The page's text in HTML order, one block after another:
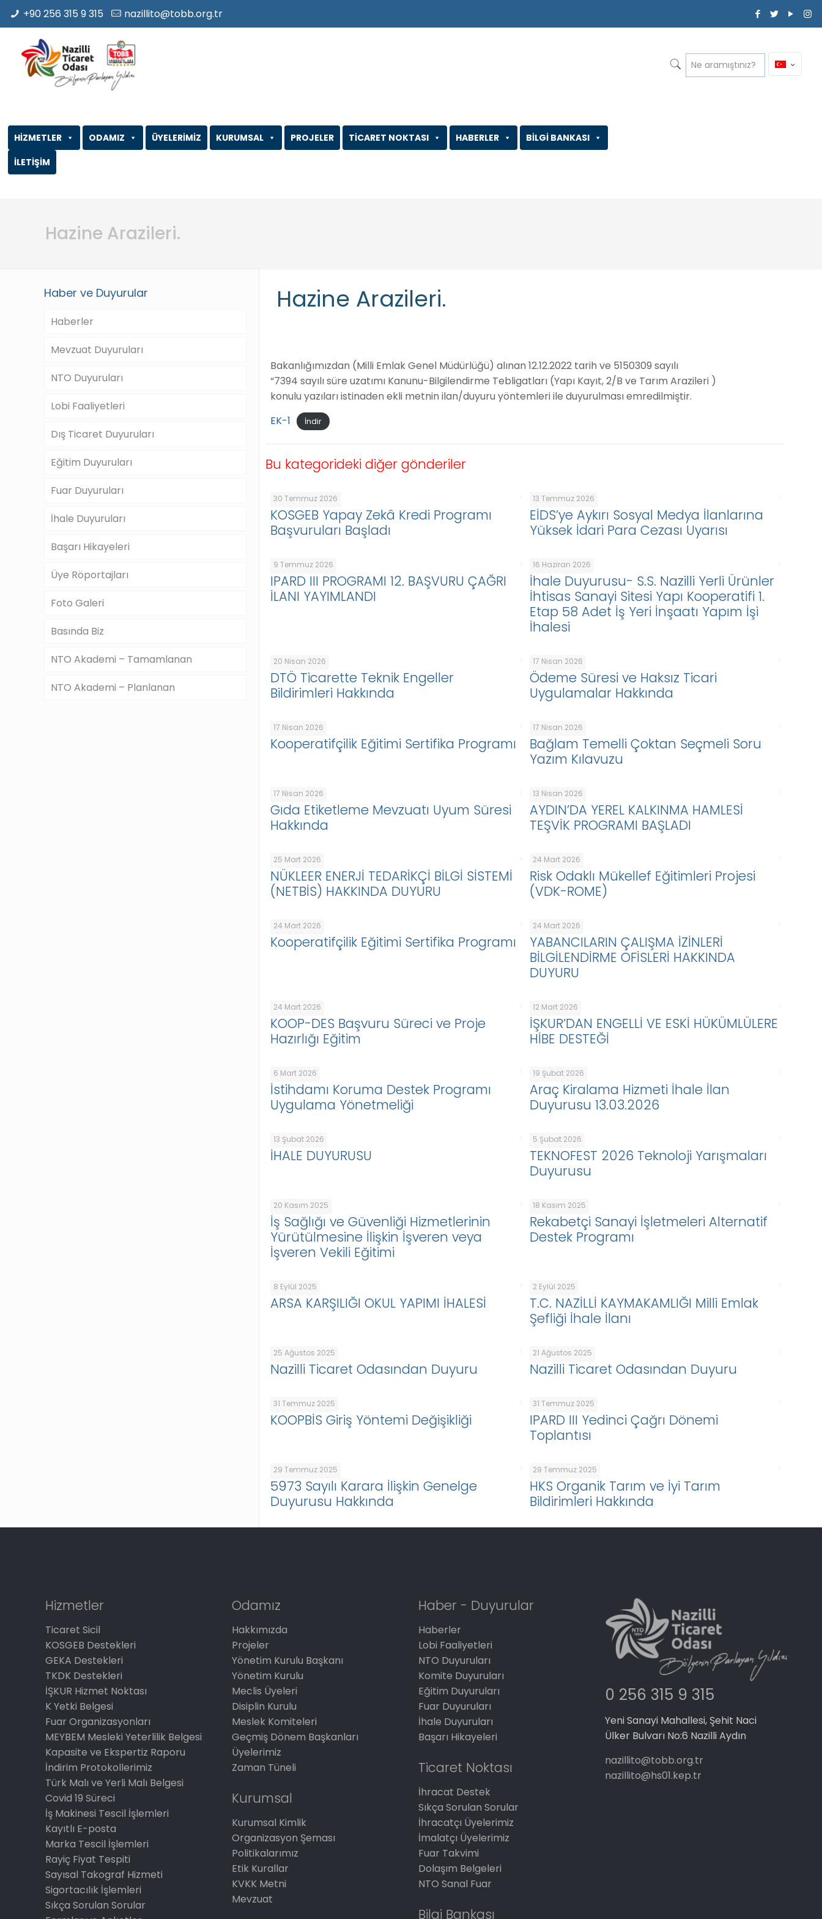
+90 256 315 9 315 nazillito@tobb.org.tr
ODAMIZ
HİZMETLER ÜYELERİMİZ KURUMSAL PROJELER TİCARET NOKTASI HABERLER
BİLGİ BANKASI
İLETİŞİM
Hazine Arazileri.
Hazine Arazileri.
Bakanlığımızdan (Milli Emlak Genel Müdürlüğü) alınan 12.12.2022 tarih ve 5150309 sayılı
“7394 sayılı süre uzatımı Kanunu-Bilgilendirme Tebligatları (Yapı Kayıt, 2/B ve Tarım Arazileri )
konulu yazıları istinaden ekli metnin ilan/duyuru yöntemleri ile duyurulması emredilmiştir.
EK-1
İndir
Bu kategorideki diğer gönderiler
30 Temmuz 2026
KOSGEB Yapay Zekâ Kredi Programı
Başvuruları Başladı
13 Temmuz 2026
EİDS’ye Aykırı Sosyal Medya İlanlarına
Yüksek İdari Para Cezası Uyarısı
9 Temmuz 2026
IPARD III PROGRAMI 12. BAŞVURU ÇAĞRI
İLANI YAYIMLANDI
16 Haziran 2026
İhale Duyurusu- S.S. Nazilli Yerli Ürünler
İhtisas Sanayi Sitesi Yapı Kooperatifi 1.
Etap 58 Adet İş Yeri İnşaatı Yapım İşi
İhalesi
20 Nisan 2026
DTÖ Ticarette Teknik Engeller
Bildirimleri Hakkında
17 Nisan 2026
Ödeme Süresi ve Haksız Ticari
Uygulamalar Hakkında
17 Nisan 2026
Kooperatifçilik Eğitimi Sertifika Programı
17 Nisan 2026
Bağlam Temelli Çoktan Seçmeli Soru
Yazım Kılavuzu
17 Nisan 2026
Gıda Etiketleme Mevzuatı Uyum Süresi
Hakkında
13 Nisan 2026
AYDIN’DA YEREL KALKINMA HAMLESİ
TEŞVİK PROGRAMI BAŞLADI
25 Mart 2026
NÜKLEER ENERJİ TEDARİKÇİ BİLGİ SİSTEMİ
(NETBİS) HAKKINDA DUYURU
24 Mart 2026
Risk Odaklı Mükellef Eğitimleri Projesi
(VDK-ROME)
24 Mart 2026
Kooperatifçilik Eğitimi Sertifika Programı
24 Mart 2026
YABANCILARIN ÇALIŞMA İZİNLERİ
BİLGİLENDİRME OFİSLERİ HAKKINDA
DUYURU
24 Mart 2026
KOOP-DES Başvuru Süreci ve Proje
Hazırlığı Eğitim
12 Mart 2026
İŞKUR’DAN ENGELLİ VE ESKİ HÜKÜMLÜLERE
HİBE DESTEĞİ
6 Mart 2026
İstihdamı Koruma Destek Programı
Uygulama Yönetmeliği
19 Şubat 2026
Araç Kiralama Hizmeti İhale İlan
Duyurusu 13.03.2026
13 Şubat 2026
İHALE DUYURUSU
5 Şubat 2026
TEKNOFEST 2026 Teknoloji Yarışmaları
Duyurusu
20 Kasım 2025
İş Sağlığı ve Güvenliği Hizmetlerinin
Yürütülmesine İlişkin İşveren veya
İşveren Vekili Eğitimi
18 Kasım 2025
Rekabetçi Sanayi İşletmeleri Alternatif
Destek Programı
8 Eylül 2025
ARSA KARŞILIĞI OKUL YAPIMI İHALESİ
2 Eylül 2025
T.C. NAZİLLİ KAYMAKAMLIĞI Milli Emlak
Şefliği İhale İlanı
25 Ağustos 2025
Nazilli Ticaret Odasından Duyuru
21 Ağustos 2025
Nazilli Ticaret Odasından Duyuru
31 Temmuz 2025
KOOPBİS Giriş Yöntemi Değişikliği
31 Temmuz 2025
IPARD III Yedinci Çağrı Dönemi
Toplantısı
29 Temmuz 2025
5973 Sayılı Karara İlişkin Genelge
Duyurusu Hakkında
29 Temmuz 2025
HKS Organik Tarım ve İyi Tarım
Bildirimleri Hakkında
Haber ve Duyurular
Haberler
Mevzuat Duyuruları
NTO Duyuruları
Lobi Faaliyetleri
Dış Ticaret Duyuruları
Eğitim Duyuruları
Fuar Duyuruları
İhale Duyuruları
Başarı Hikayeleri
Üye Röportajları
Foto Galeri
Basında Biz
NTO Akademi – Tamamlanan
NTO Akademi – Planlanan
Hizmetler
Ticaret Sicil
KOSGEB Destekleri
GEKA Destekleri
TKDK Destekleri
İŞKUR Hizmet Noktası
K Yetki Belgesi
Fuar Organizasyonları
MEYBEM Mesleki Yeterlilik Belgesi
Kapasite ve Ekspertiz Raporu
İndirim Protokollerimiz
Türk Malı ve Yerli Malı Belgesi
Covid 19 Süreci
İş Makinesi Tescil İşlemleri
Kayıtlı E-posta
Marka Tescil İşlemleri
Rayiç Fiyat Tespiti
Sayısal Takograf Hizmeti
Sigortacılık İşlemleri
Sıkça Sorulan Sorular
Odamız
Hakkımızda
Projeler
Yönetim Kurulu Başkanı
Yönetim Kurulu
Meclis Üyeleri
Disiplin Kurulu
Meslek Komiteleri
Geçmiş Dönem Başkanları
Üyelerimiz
Zaman Tüneli
Kurumsal
Kurumsal Kimlik
Organizasyon Şeması
Politikalarımız
Etik Kurallar
KVKK Metni
Mevzuat
Haber - Duyurular
Haberler
Lobi Faaliyetleri
NTO Duyuruları
Komite Duyuruları
Eğitim Duyuruları
Fuar Duyuruları
İhale Duyuruları
Başarı Hikayeleri
Ticaret Noktası
İhracat Destek
Sıkça Sorulan Sorular
İhracatçı Üyelerimiz
İmalatçı Üyelerimiz
Fuar Takvimi
Dolaşım Belgeleri
NTO Sanal Fuar
Bilgi Bankası
0 256 315 9 315
Yeni Sanayi Mahallesi, Şehit Naci
Ülker Bulvarı No:6 Nazilli Aydın
nazillito@tobb.org.tr
nazillito@hs01.kep.tr